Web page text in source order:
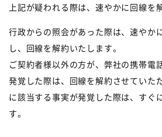
上記が疑われる際は、速やかに回線を
行政からの照会があった際は、速やか
し、回線を解約いたします。
ご契約者様以外の方が、弊社の携帯電
発覚した際は、回線を解約させていた
に該当する事実が発覚した際は、すぐ
す。